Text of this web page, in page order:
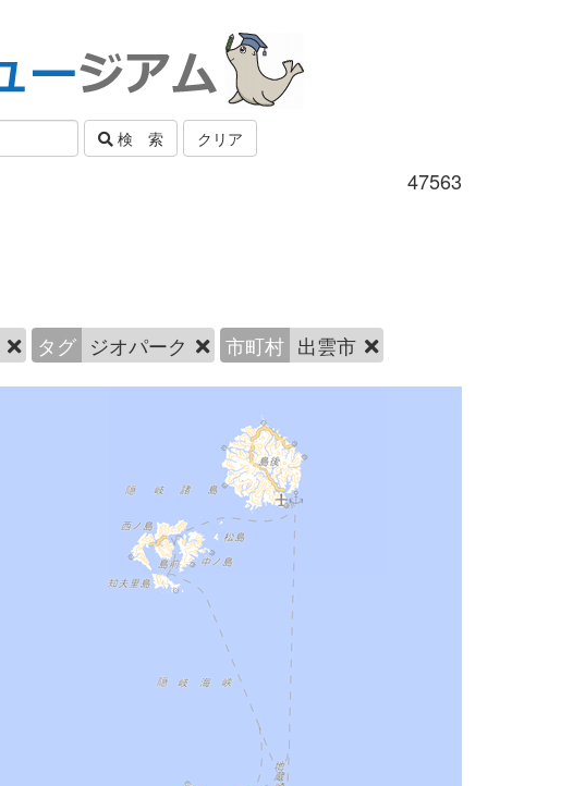
検 索 クリア
47563
タグ ジオパーク 市町村 出雲市